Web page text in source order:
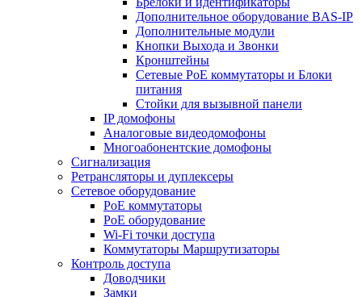
Дополнительное оборудование BAS-IP
Дополнительные модули
Кнопки Выхода и Звонки
Кронштейны
Сетевые PoE коммутаторы и Блоки
питания
Стойки для вызывной панели
IP домофоны
Аналоговые видеодомофоны
Многоабонентские домофоны
Сигнализация
Ретрансляторы и дуплексеры
Сетевое оборудование
PoE коммутаторы
PoE оборудование
Wi-Fi точки доступа
Коммутаторы Маршрутизаторы
Контроль доступа
Доводчики
Замки